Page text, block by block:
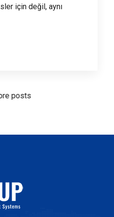
için değil, aynı
posts